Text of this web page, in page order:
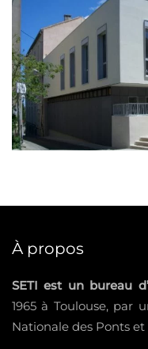
À propos
SETI est un bureau
1965 à Toulouse, par
Nationale des Ponts et